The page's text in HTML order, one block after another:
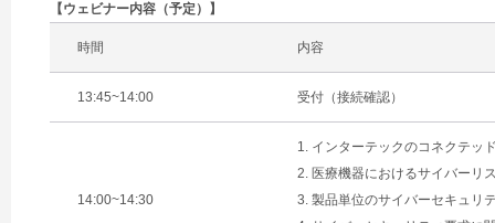
【ウェビナー内容（予定）】
時間 内容
13:45~14:00 受付（接続確認）
14:00~14:30
1. インターテックのコネクテッ
2. 医療機器におけるサイバーリ
3. 製品単位のサイバーセキュリ